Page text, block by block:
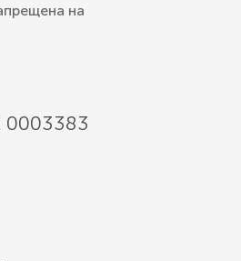
на
0003383